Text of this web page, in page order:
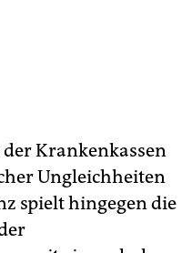
Krankenkassen
Ungleichheiten
spielt hingegen die